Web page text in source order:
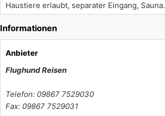
Haustiere erlaubt, separater Eingang, Sauna.
Informationen
Anbieter
Flughund Reisen
Telefon: 09867 7529030
Fax: 09867 7529031